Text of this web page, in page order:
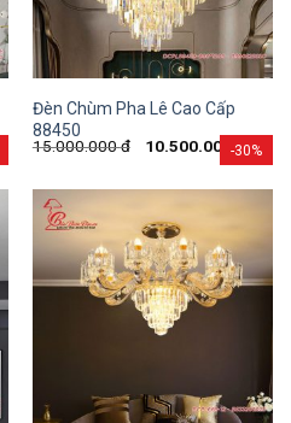
-30%
Đèn Chùm Pha Lê Cao Cấp
88450
15.000.000đ 10.500.000 đ